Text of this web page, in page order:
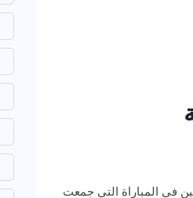
في المباراة التي جمعت